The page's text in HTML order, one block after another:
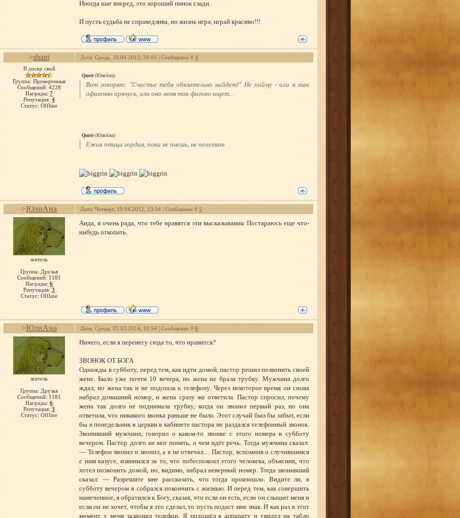
Иногда шаг вперед, это хороший пинок сзади.
И пусть судьба не справедлива, но жизнь игра, играй красиво!!!
>shani Дата: Среда, 18.04.2012, 20:01 | Сообщение # 4
В доску свой
Группа: Проверенные
Сообщений: 4228
Награды: 7
Репутация: 4
Статус: Offline
Quote (ЮлиАна)
Вот говорят: "Счастье тебя обязательно найдет!" Не пойму - или я так
офигенно прячусь, или оно меня так фигово ищет...
Quote (ЮлиАна)
Ежик птица гордая, пока не пнешь, не полетит
>ЮлиАна Дата: Четверг, 19.04.2012, 13:34 | Сообщение # 5
житель
Группа: Друзья
Сообщений: 1181
Награды: 6
Репутация: 3
Статус: Offline
Аида, я очень рада, что тебе нравятся эти высказывания. Постараюсь еще что-
нибудь откопать.
>ЮлиАна Дата: Среда, 05.03.2014, 19:54 | Сообщение # 6
житель
Группа: Друзья
Сообщений: 1181
Награды: 6
Репутация: 3
Статус: Offline
Ничего, если я перенесу сюда то, что нравится?
ЗВОНОК ОТ БОГА
Однажды в субботу, перед тем, как идти домой, пастор решил позвонить своей
жене. Было уже почти 10 вечера, но жена не брала трубку. Мужчина долго
ждал, но жена так и не подошла к телефону. Через некоторое время он снова
набрал домашний номер, и жена сразу же ответила. Пастор спросил, почему
жена так долго не поднимала трубку, когда он звонил первый раз, но она
ответила, что никакого звонка раньше не было. Этот случай был бы забыт, если
бы в понедельник в церкви в кабинете пастора не раздался телефонный звонок.
Звонивший мужчина, говорил о каком-то звонке с этого номера в субботу
вечером. Пастор долго не мог понять, о чем идёт речь. Тогда мужчина сказал:
— Телефон звонил и звонил, а я не отвечал… Пастор, вспомнив о случившимся
с ним казусе, извинился за то, что побеспокоил этого человека, объяснив, что
хотел позвонить домой, но, видимо, набрал неверный номер. Тогда звонивший
сказал: — Разрешите мне рассказать, что тогда произошло. Видите ли, в
субботу вечером я собрался покончить с жизнью. И перед тем, как совершить
намеченное, я обратился к Богу, сказав, что если он есть, если он слышит меня и
если он не хочет, чтобы я это сделал, то пусть подаст мне знак. И как раз в этот
момент у меня зазвонил телефон. Я подошёл к аппарату и увидел на табло